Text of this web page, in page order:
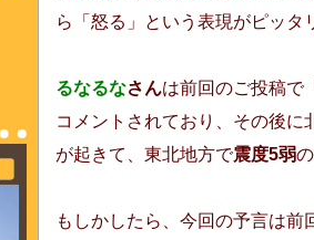
ら「怒る」という表現がピッタ
るなるなさんは前回のご投稿で「
コメントされており、その後に
が起きて、東北地方で震度5弱
もしかしたら、今回の予言は前